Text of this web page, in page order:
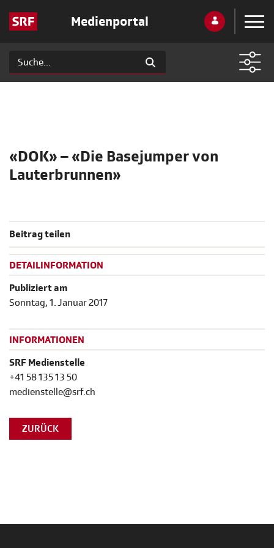
Medienportal
«DOK» – «Die Basejumper von
Lauterbrunnen»
Beitrag teilen
DETAILINFORMATION
Publiziert am
Sonntag, 1. Januar 2017
INFORMATIONEN
SRF Medienstelle
+41 58 135 13 50
medienstelle@srf.ch
ZURÜCK